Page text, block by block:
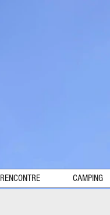
RENCONTRE CAMPING